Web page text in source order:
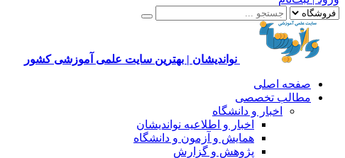
نواندیشان | بهترین سایت علمی آموزشی کشور
صفحه اصلی
مطالب تخصصی
اخبار و دانشگاه
اخبار و اطلاعیه نواندیشان
همایش و آزمون و دانشگاه
پژوهش و گزارش